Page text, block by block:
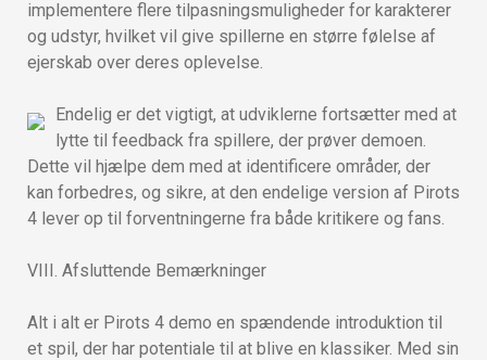
implementere flere tilpasningsmuligheder for karakterer
og udstyr, hvilket vil give spillerne en større følelse af
ejerskab over deres oplevelse.
Endelig er det vigtigt, at udviklerne fortsætter med at
lytte til feedback fra spillere, der prøver demoen.
Dette vil hjælpe dem med at identificere områder, der
kan forbedres, og sikre, at den endelige version af Pirots
4 lever op til forventningerne fra både kritikere og fans.
VIII. Afsluttende Bemærkninger
Alt i alt er Pirots 4 demo en spændende introduktion til
et spil, der har potentiale til at blive en klassiker. Med sin